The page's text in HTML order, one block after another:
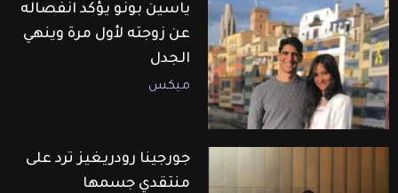
ياسين بونو يؤكد انفصاله
عن زوجته لأول مرة وينهي
الجدل
ميكس
جورجينا رودريغيز ترد على
منتقدي جسمها